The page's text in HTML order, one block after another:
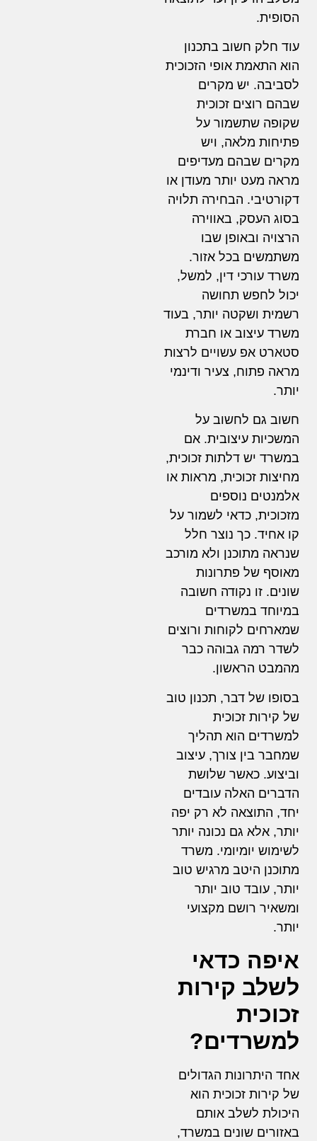
הסופית.
עוד חלק חשוב בתכנון
הוא התאמת אופי הזכוכית
לסביבה. יש מקרים
שבהם רוצים זכוכית
שקופה שתשמור על
פתיחות מלאה, ויש
מקרים שבהם מעדיפים
מראה מעט יותר מעודן או
דקורטיבי. הבחירה תלויה
בסוג העסק, באווירה
הרצויה ובאופן שבו
משתמשים בכל אזור.
משרד עורכי דין, למשל,
יכול לחפש תחושה
רשמית ושקטה יותר, בעוד
משרד עיצוב או חברת
סטארט אפ עשויים לרצות
מראה פתוח, צעיר ודינמי
יותר.
חשוב גם לחשוב על
המשכיות עיצובית. אם
במשרד יש דלתות זכוכית,
מחיצות זכוכית, מראות או
אלמנטים נוספים
מזכוכית, כדאי לשמור על
קו אחיד. כך נוצר חלל
שנראה מתוכנן ולא מורכב
מאוסף של פתרונות
שונים. זו נקודה חשובה
במיוחד במשרדים
שמארחים לקוחות ורוצים
לשדר רמה גבוהה כבר
מהמבט הראשון.
בסופו של דבר, תכנון טוב
של קירות זכוכית
למשרדים הוא תהליך
שמחבר בין צורך, עיצוב
וביצוע. כאשר שלושת
הדברים האלה עובדים
יחד, התוצאה לא רק יפה
יותר, אלא גם נכונה יותר
לשימוש יומיומי. משרד
מתוכנן היטב מרגיש טוב
יותר, עובד טוב יותר
ומשאיר רושם מקצועי
יותר.
איפה כדאי
לשלב קירות
זכוכית
למשרדים?
אחד היתרונות הגדולים
של קירות זכוכית הוא
היכולת לשלב אותם
באזורים שונים במשרד,